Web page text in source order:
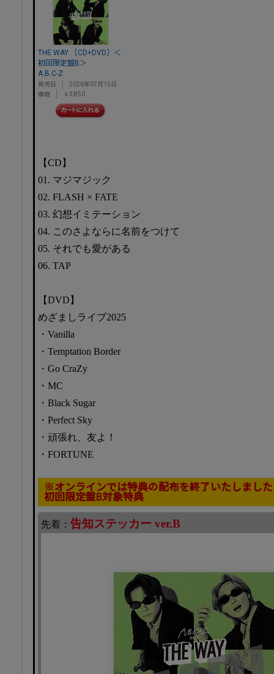
THE WAY ［CD+DVD］＜
初回限定盤B＞
A.B.C-Z
発売日
2026年07月15日
価格
￥3,850
【CD】
01. マジマジック
02. FLASH × FATE
03. 幻想イミテーション
04. このさよならに名前をつけて
05. それでも愛がある
06. TAP
【DVD】
めざましライブ2025
・Vanilla
・Temptation Border
・Go CraZy
・MC
・Black Sugar
・Perfect Sky
・頑張れ、友よ！
・FORTUNE
※オンラインでは特典の配布を終了いたしました
初回限定盤B対象特典
先着： 告知ステッカー ver.B